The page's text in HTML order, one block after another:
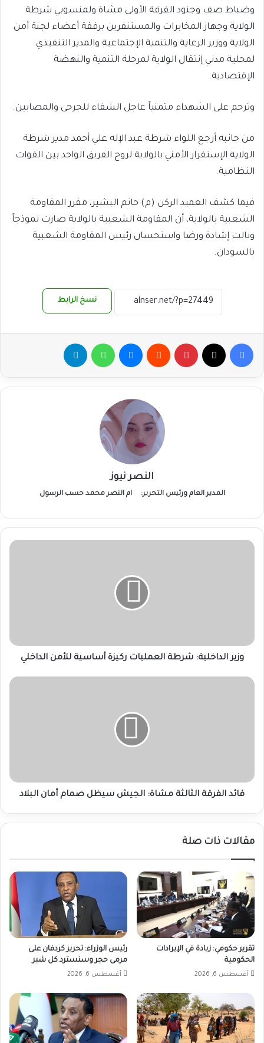
وضباط صف وجنود الفرقة الأولى مشاة ولمنسوبي شرطة
الولاية وجهاز المخابرات والمستنفرين برفقة أعضاء لجنة أمن
الولاية ووزير الرعاية والتنمية الإجتماعية والمدير التنفيذي
لمحلية مدني إنتقال الولاية لمرحلة التنمية والنهضة
الإقتصادية.
وترحم على الشهداء متمنياً عاجل الشفاء للجرحى والمصابين.
من جانبه أرجع اللواء شرطة عبد الإله علي أحمد مدير شرطة
الولاية الإستقرار الأمني بالولاية لروح الفريق الواحد بين القوات
النظامية.
فيما كشف العميد الركن (م) حاتم البشير، مقرر المقاومة
الشعبية بالولاية، أن المقاومة الشعبية بالولاية صارت نموذجاً
ونالت إشادة ورضا واستحسان رئيس المقاومة الشعبية
بالسودان.
نسخ الرابط
فيسبوك بينتيريست ماسنجر واتساب
النصر نيوز
المدير العام ورئيس التحرير: ام النصر محمد حسب الرسول
وزير
وزير الداخلية: شرطة العمليات ركيزة أساسية للأمن الداخلي
قائد
البلاد
قائد الفرقة الثالثة مشاة: الجيش سيظل صمام أمان البلاد
مقالات ذات صلة
تقرير حكومي: زيادة في الإيرادات
الحكومية
أغسطس 6, 2026
رئيس الوزراء: تحرير كردفان على
مرمى حجر وسنسترد كل شبر
أغسطس 6, 2026